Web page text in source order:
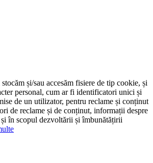
și/sau accesăm fisiere de tip cookie, și
personal, cum ar fi identificatori unici și
de un utilizator, pentru reclame și conținut
de reclame și de conținut, informații despre
în scopul dezvoltării și îmbunătățirii